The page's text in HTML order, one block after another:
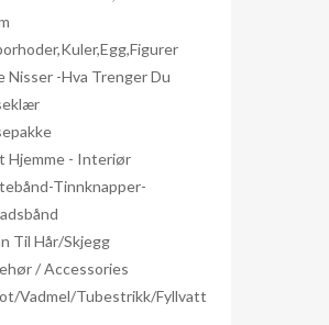
Nisser -hva Trenger Du
Hjemme - Interiør
Tinnknapper-
Til Hår/skjegg
/ Accessories
Vadmel/Tubestrikk/Fyllvatt